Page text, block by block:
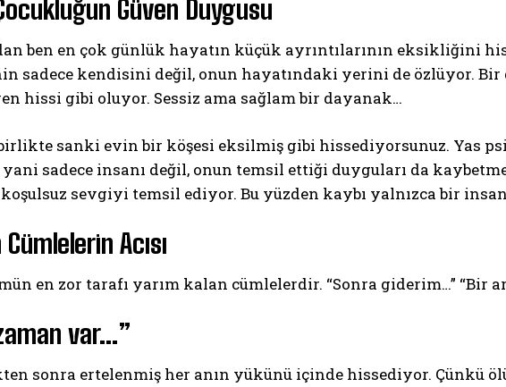
Güven Duygusu
ben en çok günlük hayatın küçük ayrıntılarının eksikliğini
sadece kendisini değil, onun hayatındaki yerini de özlüyor. Bir
hissi gibi oluyor. Sessiz ama sağlam bir dayanak…
sanki evin bir köşesi eksilmiş gibi hissediyorsunuz. Yas
sadece insanı değil, onun temsil ettiği duyguları da
koşulsuz sevgiyi temsil ediyor. Bu yüzden kaybı yalnızca bir
Acısı
en zor tarafı yarım kalan cümlelerdir. “Sonra giderim…” “Bir
var…”
sonra ertelenmiş her anın yükünü içinde hissediyor. Çünkü